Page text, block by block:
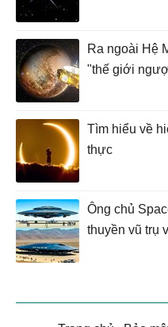
Ra ngoài Hệ
"thế giới
Tìm hiểu về
thực
Ông chủ
thuyền vũ trụ